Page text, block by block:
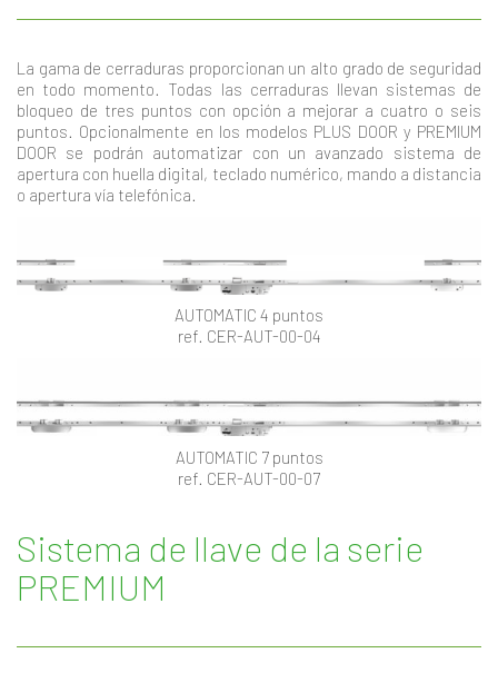
La gama de cerraduras proporcionan un alto grado de seguridad
en todo momento. Todas las cerraduras llevan sistemas de
bloqueo de tres puntos con opción a mejorar a cuatro o seis
puntos. Opcionalmente en los modelos PLUS DOOR y PREMIUM
DOOR se podrán automatizar con un avanzado sistema de
apertura con huella digital, teclado numérico, mando a distancia
o apertura vía telefónica.
AUTOMATIC 4 puntos
ref. CER-AUT-00-04
AUTOMATIC 7 puntos
ref. CER-AUT-00-07
Sistema de llave de la serie
PREMIUM